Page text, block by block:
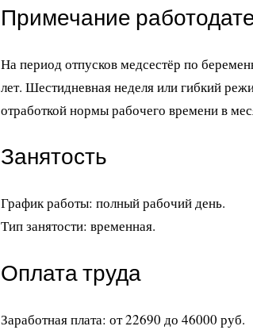
Примечание
На период отпусков медсестёр по
лет. Шестидневная неделя или гибкий
отработкой нормы рабочего времени в
Занятость
График работы: полный рабочий день.
Тип занятости: временная.
Оплата труда
Заработная плата: от 22690 до 46000 руб.